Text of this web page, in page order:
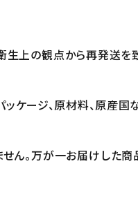
上の観点から再発送を
ケージ、原材料、原産
ん。万が一お届けした